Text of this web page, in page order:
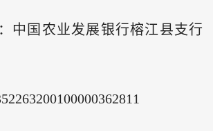
中国农业发展银行榕江县支行